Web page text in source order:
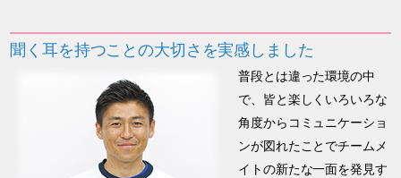
聞く耳を持つことの大切さを実感しました
普段とは違った環境の中
で、皆と楽しくいろいろな
角度からコミュニケーショ
ンが図れたことでチームメ
イトの新たな一面を発見す